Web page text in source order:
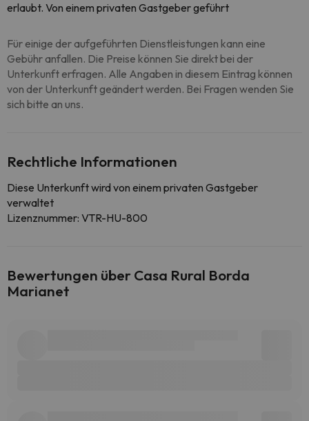
erlaubt. Von einem privaten Gastgeber geführt
Für einige der aufgeführten Dienstleistungen kann eine
Gebühr anfallen. Die Preise können Sie direkt bei der
Unterkunft erfragen. Alle Angaben in diesem Eintrag können
von der Unterkunft geändert werden. Bei Fragen wenden Sie
sich bitte an uns.
Rechtliche Informationen
Diese Unterkunft wird von einem privaten Gastgeber
verwaltet
Lizenznummer: VTR-HU-800
Bewertungen über Casa Rural Borda
Marianet